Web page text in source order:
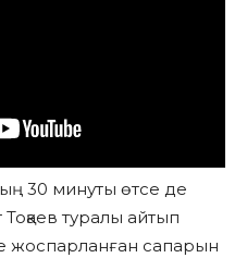
30 минуты өтсе де
туралы айтып
сапарын